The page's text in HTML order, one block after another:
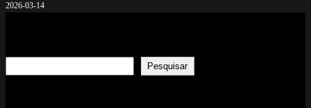
2026-03-14
Pesquisar